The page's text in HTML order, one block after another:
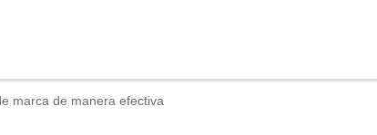
marca de manera efectiva